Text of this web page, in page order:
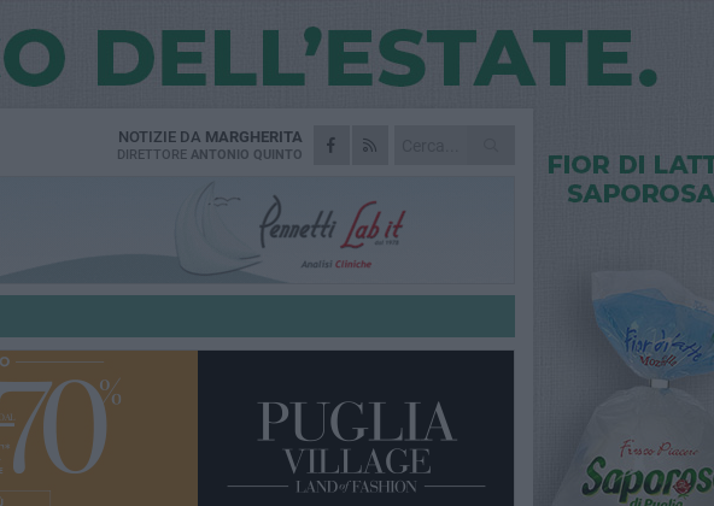
NOTIZIE DA MARGHERITA
DIRETTORE ANTONIO QUINTO